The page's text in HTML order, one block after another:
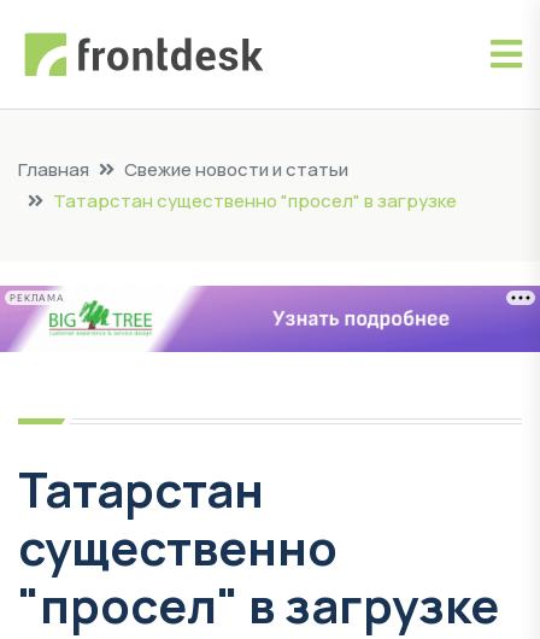
Главная
Свежие новости и статьи
Татарстан существенно "просел" в загрузке
РЕКЛАМА
Татарстан
существенно
"просел" в загрузке